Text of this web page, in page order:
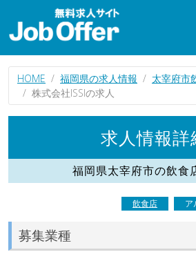
HOME 福岡県の求人情報
太宰府市
株式会社ISSIの求人
求人情報詳
福岡県太宰府市の飲食
飲食店 ア
募集業種